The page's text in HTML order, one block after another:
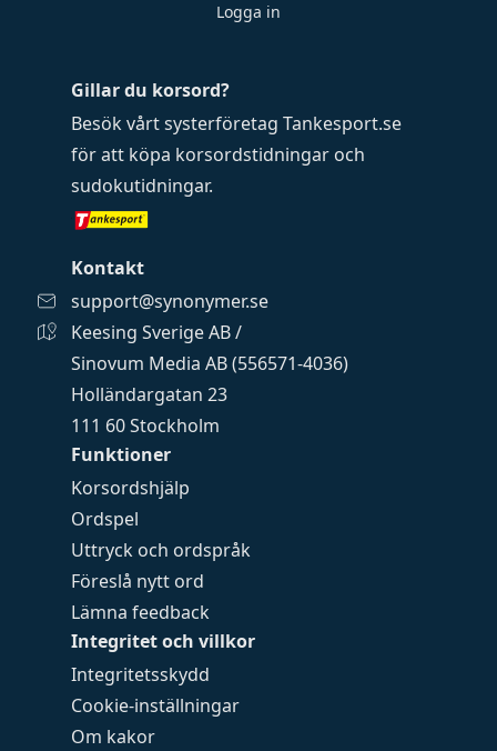
Funktioner
Korsordshjälp
Ordspel
Uttryck och ordspråk
Föreslå nytt ord
Lämna feedback
Integritet och villkor
Integritetsskydd
Cookie-inställningar
Om kakor
Gillar du korsord?
Besök vårt systerföretag Tankesport.se
för att köpa korsordstidningar och
sudokutidningar.
Kontakt
support@synonymer.se
Keesing Sverige AB /
Sinovum Media AB (556571-4036)
Holländargatan 23
111 60 Stockholm
Logga in